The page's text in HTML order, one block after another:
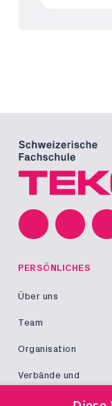
PERSÖNLICHES
Über uns
Team
Organisation
Verbände und